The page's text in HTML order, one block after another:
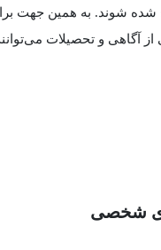
شوند. به همین جهت
و تحصیلات می‌توانند
شخصی